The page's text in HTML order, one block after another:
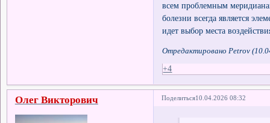
всем проблемным
болезни всегда является
идет выбор места
Отредактировано Petrov
+4
Поделиться10.04.2026 08:32
Олег Викторович